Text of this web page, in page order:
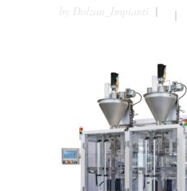
by Dolzan_Impianti